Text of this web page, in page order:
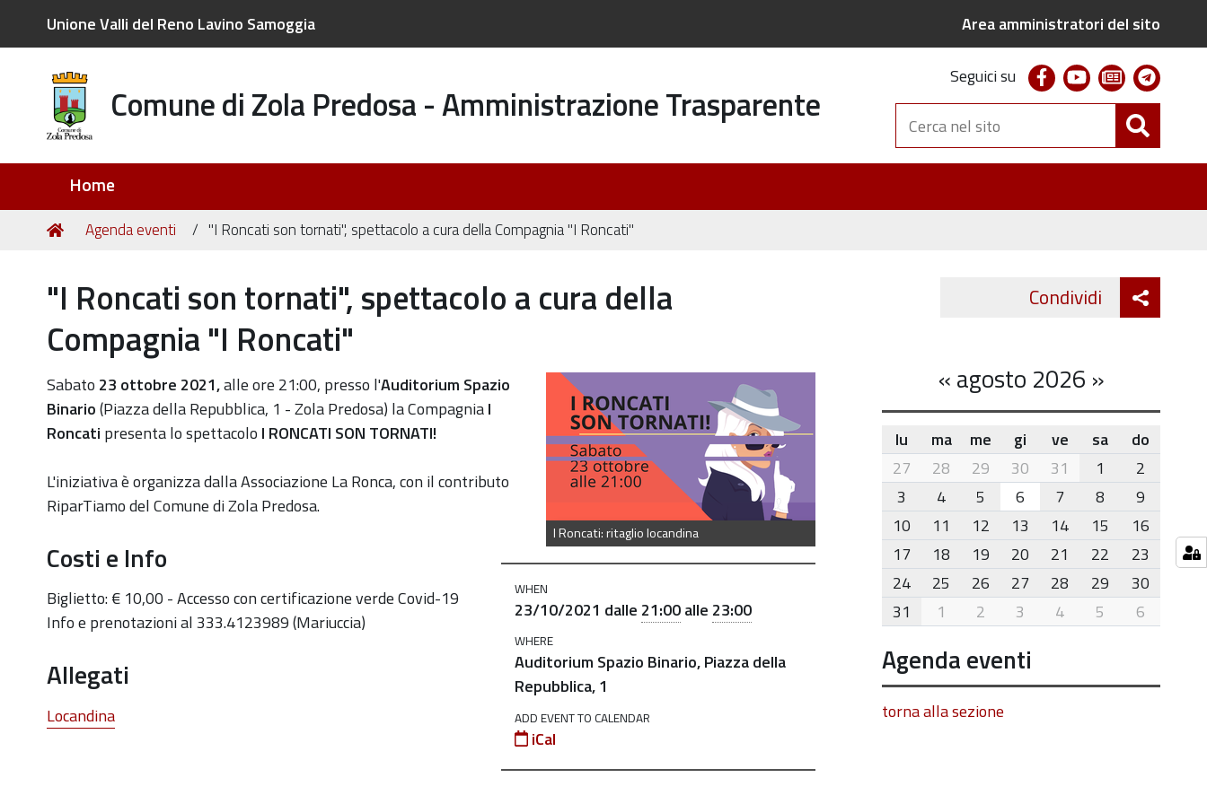
Unione Valli del Reno Lavino Samoggia Area amministratori del sito
Comune di Zola Predosa - Amministrazione Trasparente
Seguici su facebookyoutubenewsletter
Cerca
nel
sito
Home
Tu
Home
Agenda eventi "I Roncati son tornati", spettacolo a cura della Compagnia "I Roncati"
"I Roncati son tornati", spettacolo a cura della
Compagnia "I Roncati"
I Roncati: ritaglio locandina
https://old.comune.zolapredosa.bo.it/events/i-
roncati-
son-
spettacolo-
a-
della-
i-
roncati
Roncati
son
tornati",
WHEN
23/10/2021 dalle 21:00alle 23:00
WHERE
Auditorium Spazio Binario, Piazza della
Repubblica, 1
ADD EVENT TO CALENDAR
iCal
Sabato 23 ottobre 2021,alle ore 21:00, presso l'Auditorium Spazio
Binario(Piazza della Repubblica, 1 - Zola Predosa) la CompagniaI
Roncati presenta lo spettacolo I RONCATI SON TORNATI!
L'iniziativa è organizza dalla Associazione La Ronca, con il contributo
RiparTiamo del Comune di Zola Predosa.
Costi e Info
Biglietto: € 10,00 - Accesso con certificazione verde Covid-19
Info e prenotazioni al 333.4123989 (Mariuccia)
Allegati
Locandina
Condividi Twitter
«agosto 2026 »
month-
8
lu ma me gi ve sa
do
27
28 29 30 31 1
2
3
4 5 6 7 8
9
10
11 12 13 14 15
16
17
18 19 20 21 22
23
24
25 26 27 28 29
30
31
1 2 3 4 5 6
Agenda eventi
torna alla sezione